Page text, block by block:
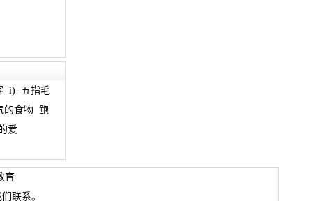
i)
五指毛
的食物 鲍
爱
育
联系。